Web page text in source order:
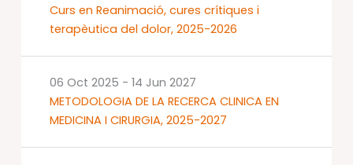
Curs en Reanimació, cures crítiques i
terapèutica del dolor, 2025-2026
METODOLOGIA DE LA RECERCA CLINICA EN
MEDICINA I CIRURGIA, 2025-2027
06 Oct 2025 - 14 Jun 2027